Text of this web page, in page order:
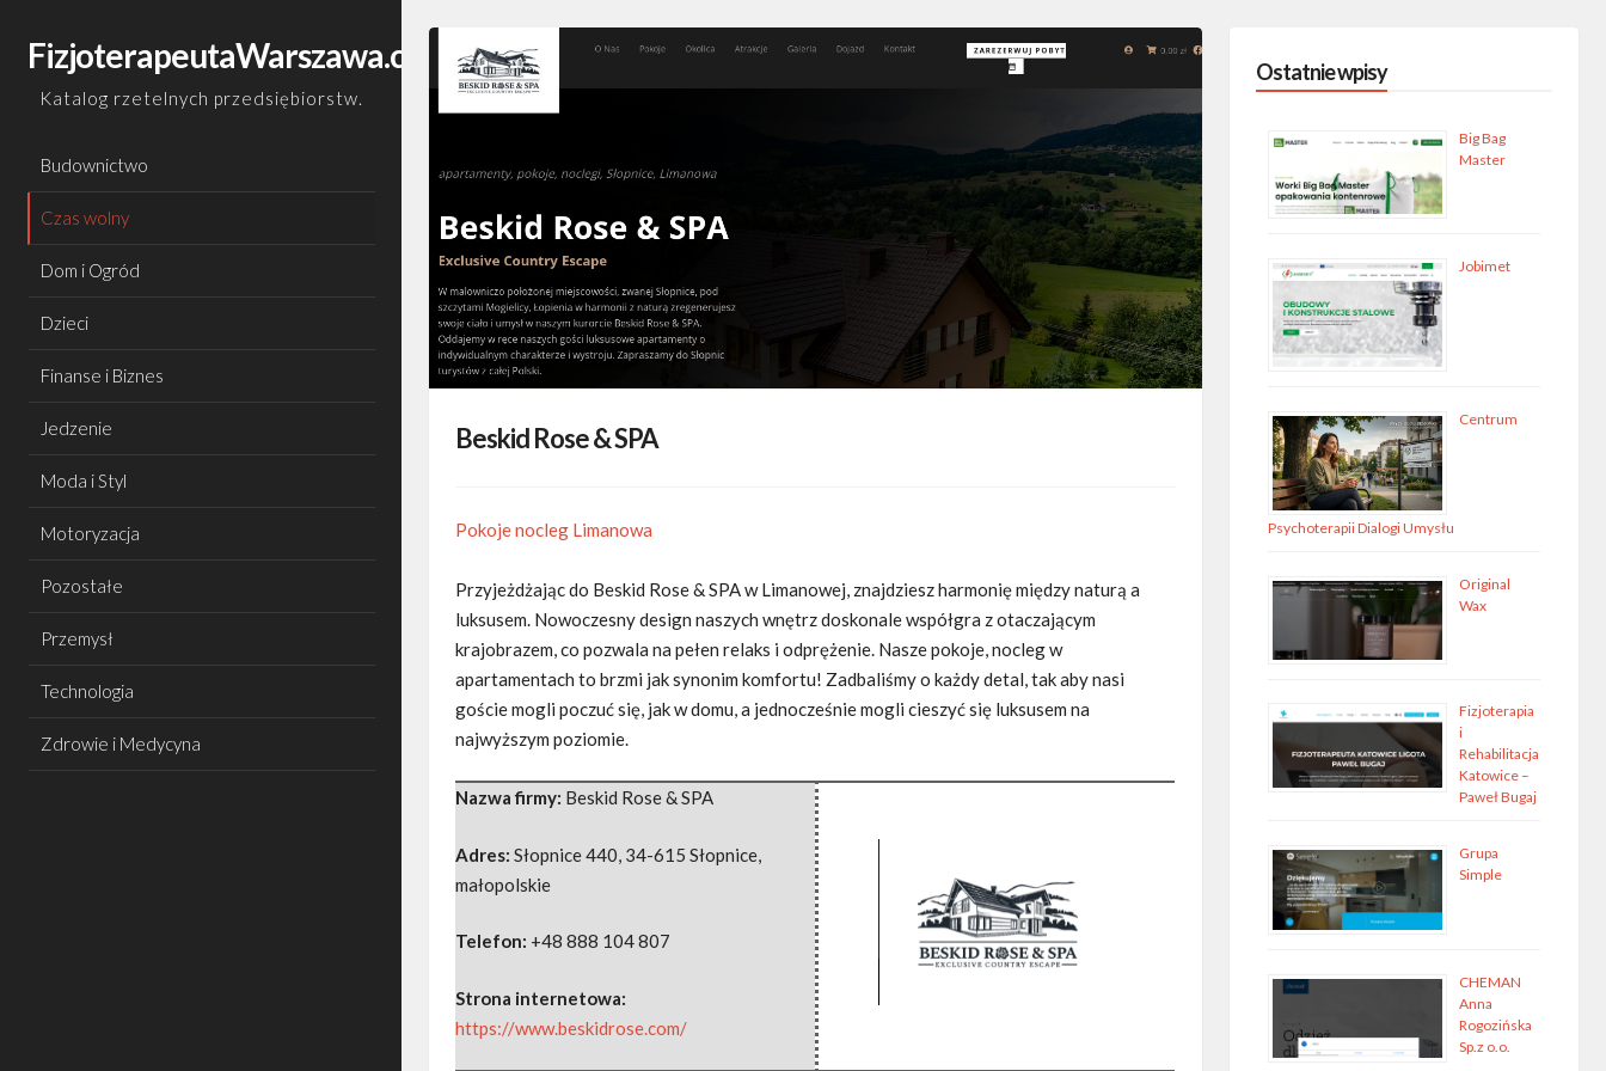
contentFizjoterapeutaWarszawa.com.pl
Katalog rzetelnych przedsiębiorstw.
Budownictwo
Czas wolny
Dom i Ogród
Dzieci
Finanse i Biznes
Jedzenie
Moda i Styl
Motoryzacja
Pozostałe
Przemysł
Technologia
Zdrowie i Medycyna
Beskid Rose & SPA
Pokoje nocleg Limanowa
Przyjeżdżając do Beskid Rose & SPA w Limanowej, znajdziesz harmonię między naturą a
luksusem. Nowoczesny design naszych wnętrz doskonale współgra z otaczającym
krajobrazem, co pozwala na pełen relaks i odprężenie. Nasze pokoje, nocleg w
apartamentach to brzmi jak synonim komfortu! Zadbaliśmy o każdy detal, tak aby nasi
goście mogli poczuć się, jak w domu, a jednocześnie mogli cieszyć się luksusem na
najwyższym poziomie.
Nazwa firmy: Beskid Rose & SPA
Adres: Słopnice 440, 34-615 Słopnice,
małopolskie
Telefon: +48 888 104 807
Strona internetowa:
https://www.beskidrose.com/
Ostatnie wpisy
Big Bag
Master
Jobimet
Centrum
Psychoterapii Dialogi Umysłu
Original
Wax
Fizjoterapia
i
Rehabilitacja
Katowice –
Paweł Bugaj
Grupa
Simple
CHEMAN
Anna
Rogozińska
Sp.z o.o.